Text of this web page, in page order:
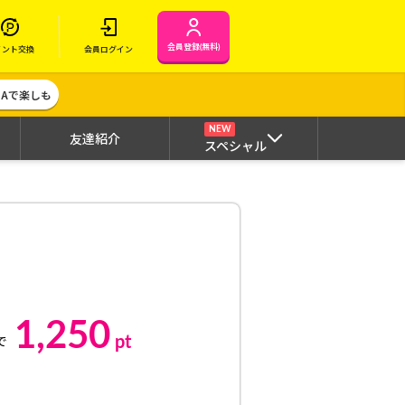
ント交換 会員ログイン 会員登録(無料)
で楽しも
友達紹介
NEW
スペシャル
1,250 pt